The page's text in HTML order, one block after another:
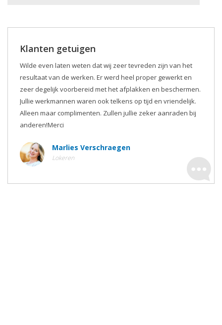
Klanten getuigen
Wilde even laten weten dat wij zeer tevreden zijn van het
resultaat van de werken. Er werd heel proper gewerkt en
zeer degelijk voorbereid met het afplakken en beschermen.
Jullie werkmannen waren ook telkens op tijd en vriendelijk.
Alleen maar complimenten. Zullen jullie zeker aanraden bij
anderen!Merci
Marlies Verschraegen
Lokeren